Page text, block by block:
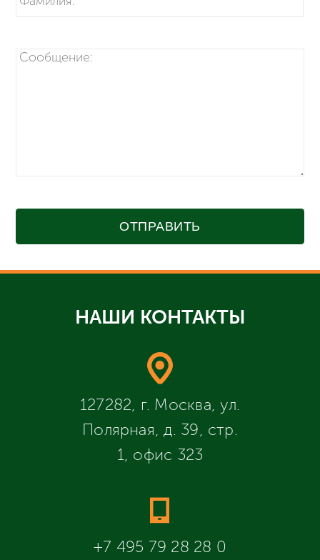
ОТПРАВИТЬ
НАШИ КОНТАКТЫ
127282, г. Москва, ул.
Полярная, д. 39, стр.
1, офис 323
+7 495 79 28 28 0